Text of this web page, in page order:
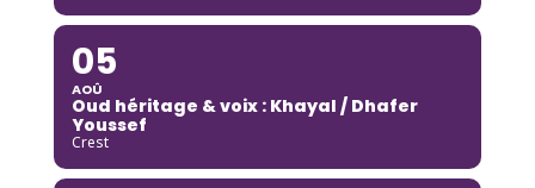
05
AOÛ
Oud héritage & voix : Khayal / Dhafer
Youssef
Crest